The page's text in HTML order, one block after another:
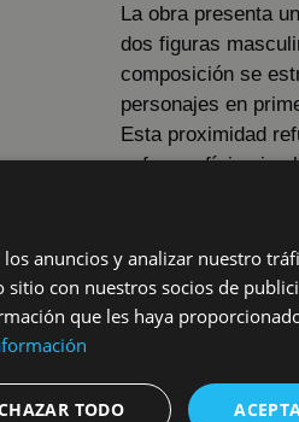
La obra presenta
dos figuras
composición se
personajes en
Esta proximidad
esfuerzo físico
El tratamiento
contenida,
oscuros, que
luz es difusa y
atmósfera densa
el suelo mojado y
que articulan la
anuncios y analizar nuestro
con nuestros socios de
que les haya
TODO